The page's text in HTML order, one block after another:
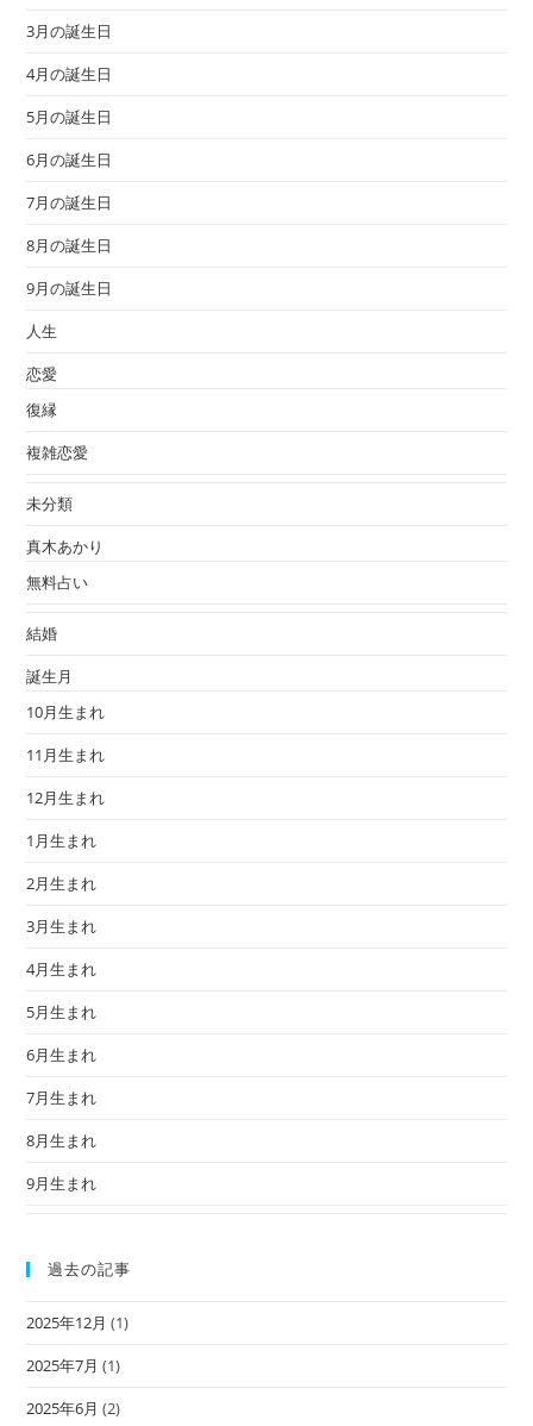
3月の誕生日
4月の誕生日
5月の誕生日
6月の誕生日
7月の誕生日
8月の誕生日
9月の誕生日
人生
恋愛
復縁
複雑恋愛
未分類
真木あかり
無料占い
結婚
誕生月
10月生まれ
11月生まれ
12月生まれ
1月生まれ
2月生まれ
3月生まれ
4月生まれ
5月生まれ
6月生まれ
7月生まれ
8月生まれ
9月生まれ
過去の記事
2025年12月 (1)
2025年7月 (1)
2025年6月 (2)